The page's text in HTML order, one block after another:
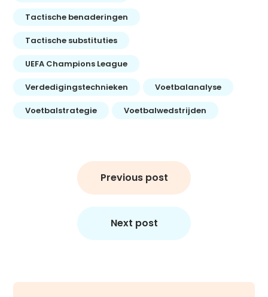
Tactische benaderingen
Tactische substituties
UEFA Champions League
Verdedigingstechnieken Voetbalanalyse
Voetbalstrategie Voetbalwedstrijden
Previous post
Next post